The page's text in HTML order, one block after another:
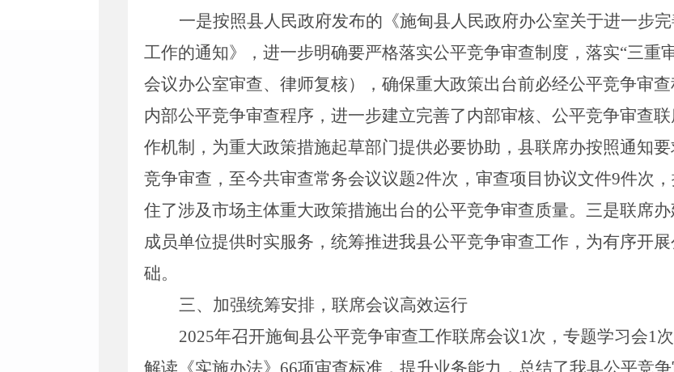
一是按照县人民政府发布的 《施甸县人民政府办公室关于进一步
工作的通知》，进一步明确要严格落实公平竞争审查制度，落实“三重
会议办公室审查、 律师复核），确保重大政策出台前必经公平竞争审
内部公平竞争审查程序，进一步建立完善了内部审核、公平竞争审查
作机制，为重大政策措施起草部门提供必要协助，县联席办按照通知
竞争审查，至今共审查常务会议议题2件次，审查项目协议文件9件次
住了涉及市场主体重大政策措施出台的公平竞争审查质量。三是联席
成员单位提供时实服务，统筹推进我县公平竞争审查工作，为有序开
础。
三、 加强统筹安排，联席会议高效运行
2025年召开施甸县公平竞争审查工作联席会议1次 ，专题学习会1
解读《实施办法》 66项审查标准，提升业务能力，总结了我县公平竞